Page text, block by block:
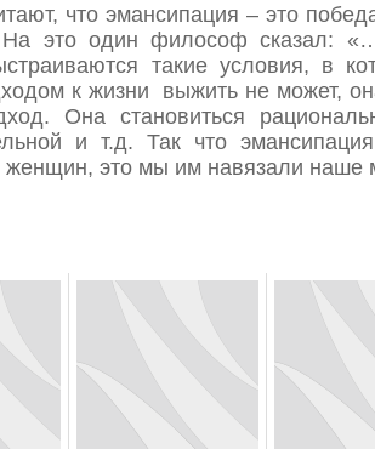
что эмансипация – это
это один философ сказал:
такие условия, в
к жизни выжить не может,
Она становиться
и т.д. Так что
женщин, это мы им навязали